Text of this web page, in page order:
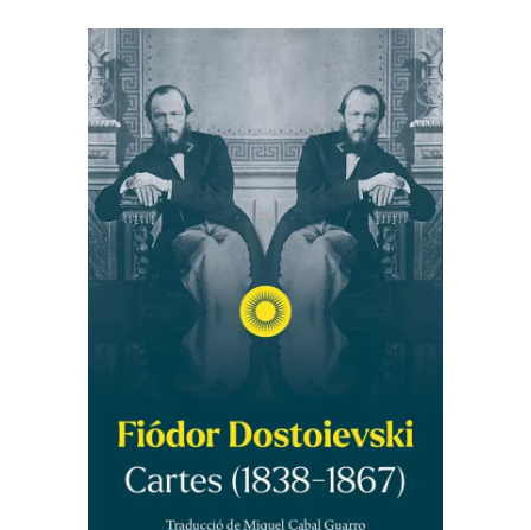
AFEGEIX A LA CISTELLA